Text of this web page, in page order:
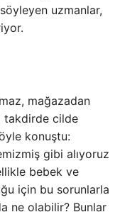
uzmanlar,
mağazadan
takdirde cilde
konuştu:
gibi alıyoruz
bebek ve
için bu sorunlarla
ne olabilir? Bunlar